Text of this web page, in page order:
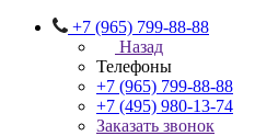
+7 (965) 799-88-88
Назад
Телефоны
+7 (965) 799-88-88
+7 (495) 980-13-74
Заказать звонок